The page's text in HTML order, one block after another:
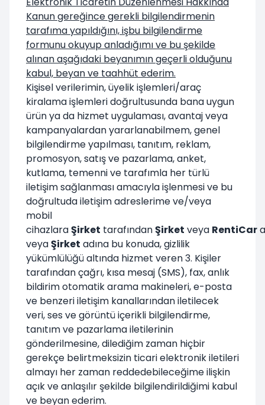
Kanun gereğince gerekli bilgilendirmenin
tarafıma yapıldığını, işbu bilgilendirme
formunu okuyup anladığımı ve bu şekilde
alınan aşağıdaki beyanımın geçerli olduğunu
kabul, beyan ve taahhüt ederim.
Kişisel verilerimin, üyelik işlemleri/araç
kiralama işlemleri doğrultusunda bana uygun
ürün ya da hizmet uygulaması, avantaj veya
kampanyalardan yararlanabilmem, genel
bilgilendirme yapılması, tanıtım, reklam,
promosyon, satış ve pazarlama, anket,
kutlama, temenni ve tarafımla her türlü
iletişim sağlanması amacıyla işlenmesi ve bu
doğrultuda iletişim adreslerime ve/veya
mobil
cihazlaraŞirket tarafındanŞirket veya RentiCar
veyaŞirket adına bu konuda, gizlilik
yükümlülüğü altında hizmet veren 3. Kişiler
tarafından çağrı, kısa mesaj (SMS), fax, anlık
bildirim otomatik arama makineleri, e-posta
ve benzeri iletişim kanallarından iletilecek
veri, ses ve görüntü içerikli bilgilendirme,
tanıtım ve pazarlama iletilerinin
gönderilmesine, dilediğim zaman hiçbir
gerekçe belirtmeksizin ticari elektronik iletileri
almayı her zaman reddedebileceğime ilişkin
açık ve anlaşılır şekilde bilgilendirildiğimi kabul
ve beyan ederim.